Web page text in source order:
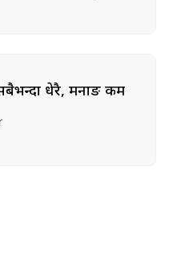
धेरै, मनाङ कम